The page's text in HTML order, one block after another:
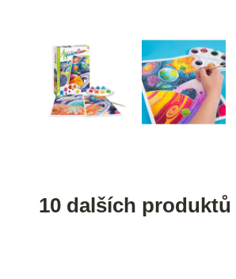
10 dalších